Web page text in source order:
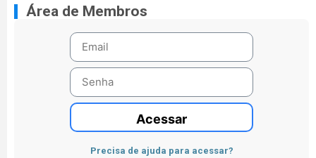
Área de Membros
Acessar
Precisa de ajuda para acessar?